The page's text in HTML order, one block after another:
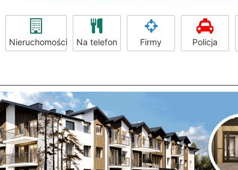
Nieruchomości Na telefon Firmy Policja